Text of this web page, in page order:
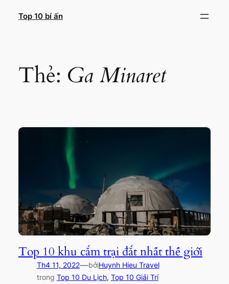
Top 10 bí ấn
Thẻ: Ga Minaret
Top 10 khu cắm trại đắt nhất thế giới
Th4 11, 2022—bởiHuynh Hieu Travel
trong Top 10 Du Lịch, Top 10 Giải Trí